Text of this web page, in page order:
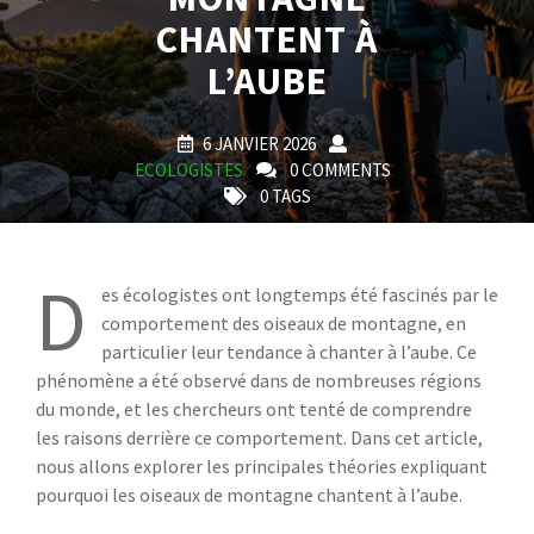
CHANTENT À
L’AUBE
6 JANVIER 2026
ECOLOGISTES
0 COMMENTS
0 TAGS
D
es écologistes ont longtemps été fascinés par le
comportement des oiseaux de montagne, en
particulier leur tendance à chanter à l’aube. Ce
phénomène a été observé dans de nombreuses régions
du monde, et les chercheurs ont tenté de comprendre
les raisons derrière ce comportement. Dans cet article,
nous allons explorer les principales théories expliquant
pourquoi les oiseaux de montagne chantent à l’aube.